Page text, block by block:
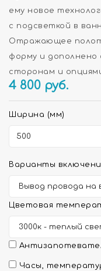
ему новое
с подсветкой в
Отражающее
форму и
сторонам и
4 800 руб.
Ширина (мм)
Варианты
Цветовая
Часы,